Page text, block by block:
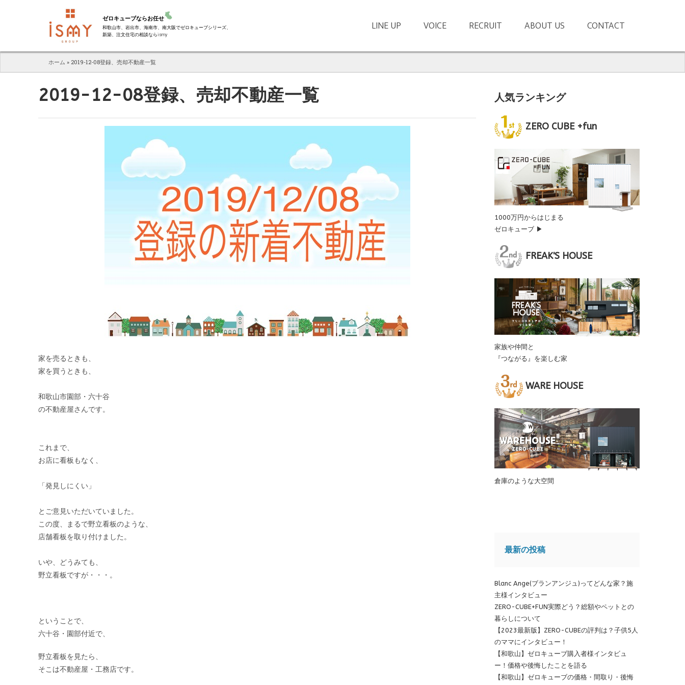
ゼロキューブならお任せ
和歌山市、岩出市、海南市、南大阪でゼロキューブシリーズ、
新築、注文住宅の相談ならismy
LINE UP VOICE RECRUIT ABOUT US CONTACT
ホーム » 2019-12-08登録、売却不動産一覧
2019-12-08登録、売却不動産一覧
家を売るときも、
家を買うときも、
和歌山市園部・六十谷
の不動産屋さんです。
これまで、
お店に看板もなく、
「発見しにくい」
とご意見いただいていました。
この度、まるで野立看板のような、
店舗看板を取り付けました。
いや、どうみても、
野立看板ですが・・・。
ということで、
六十谷・園部付近で、
野立看板を見たら、
そこは不動産屋・工務店です。
人気ランキング
ZERO CUBE +fun
1000万円からはじまる
ゼロキューブ ▶
FREAK'S HOUSE
家族や仲間と
『つながる』を楽しむ家
WARE HOUSE
倉庫のような大空間
最新の投稿
Blanc Ange(ブランアンジュ)ってどんな家？施
主様インタビュー
ZERO-CUBE+FUN実際どう？総額やペットとの
暮らしについて
【2023最新版】ZERO-CUBEの評判は？子供5人
のママにインタビュー！
【和歌山】ゼロキューブ購入者様インタビュ
ー！価格や後悔したことを語る
【和歌山】ゼロキューブの価格・間取り・後悔